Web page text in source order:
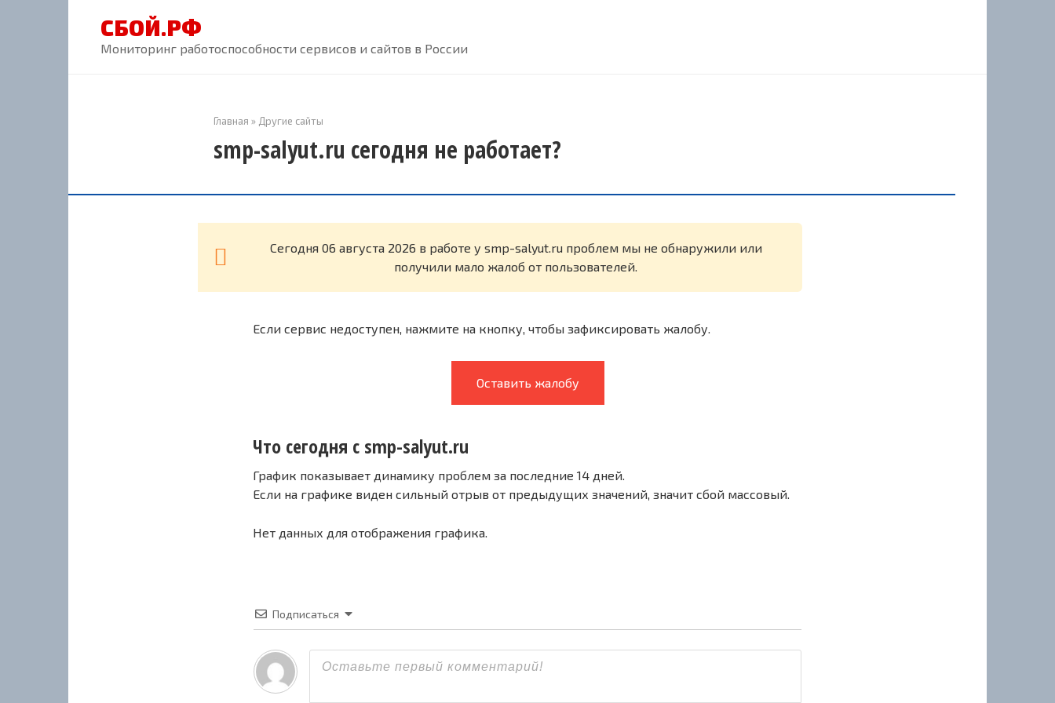
СБОЙ.РФ
Мониторинг работоспособности сервисов и сайтов в России
Главная » Другие сайты
smp-salyut.ru сегодня не работает?
Cегодня 06 августа 2026 в работе у smp-salyut.ru проблем мы не обнаружили или
получили мало жалоб от пользователей.
Если сервис недоступен, нажмите на кнопку, чтобы зафиксировать жалобу.
Оставить жалобу
Что сегодня с smp-salyut.ru
График показывает динамику проблем за последние 14 дней.
Если на графике виден сильный отрыв от предыдущих значений, значит сбой массовый.
Нет данных для отображения графика.
Подписаться